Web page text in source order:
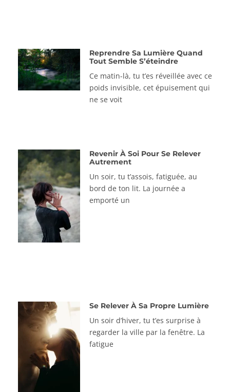
Reprendre Sa Lumière Quand
Tout Semble S’éteindre
Ce matin-là, tu t’es réveillée avec ce
poids invisible, cet épuisement qui
ne se voit
Revenir À Soi Pour Se Relever
Autrement
Un soir, tu t’assois, fatiguée, au
bord de ton lit. La journée a
emporté un
Se Relever À Sa Propre Lumière
Un soir d’hiver, tu t’es surprise à
regarder la ville par la fenêtre. La
fatigue